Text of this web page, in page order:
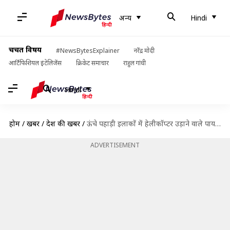
अन्य Hindi
चर्चित विषय #NewsBytesExplainer
नरेंद्र मोदी
आर्टिफिशियल इंटेलिजेंस
क्रिकेट समाचार राहुल गांधी
Hindi
होम / खबरें / देश की खबरें / ऊंचे पहाड़ी इलाकों में हेलीकॉप्टर उड़ाने वाले पायलटों को दी जाएगी विशेष ट्रेनिंग, नए दिशा-निर्देश जारी
ADVERTISEMENT